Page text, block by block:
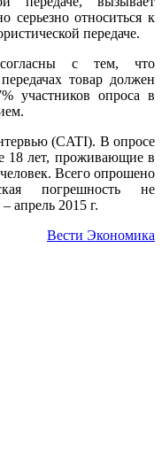
серьезно относиться к
передаче.
с тем, что
товар должен
участников опроса в
(CATI). В опросе
18 лет, проживающие в
Всего опрошено
погрешность не
апрель 2015 г.
Вести Экономика